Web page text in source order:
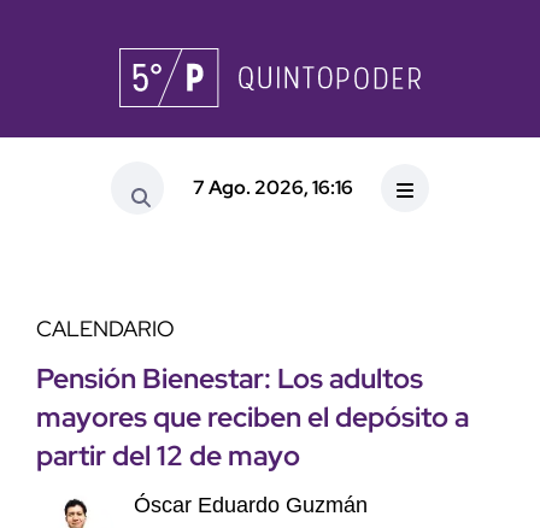
7 Ago. 2026, 16:16
CALENDARIO
Pensión Bienestar: Los adultos
mayores que reciben el depósito a
partir del 12 de mayo
Óscar Eduardo Guzmán